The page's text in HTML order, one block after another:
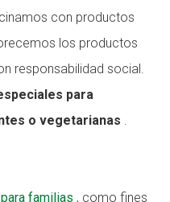
con productos
los productos
responsabilidad social.
para
o vegetarianas .
familias , como fines